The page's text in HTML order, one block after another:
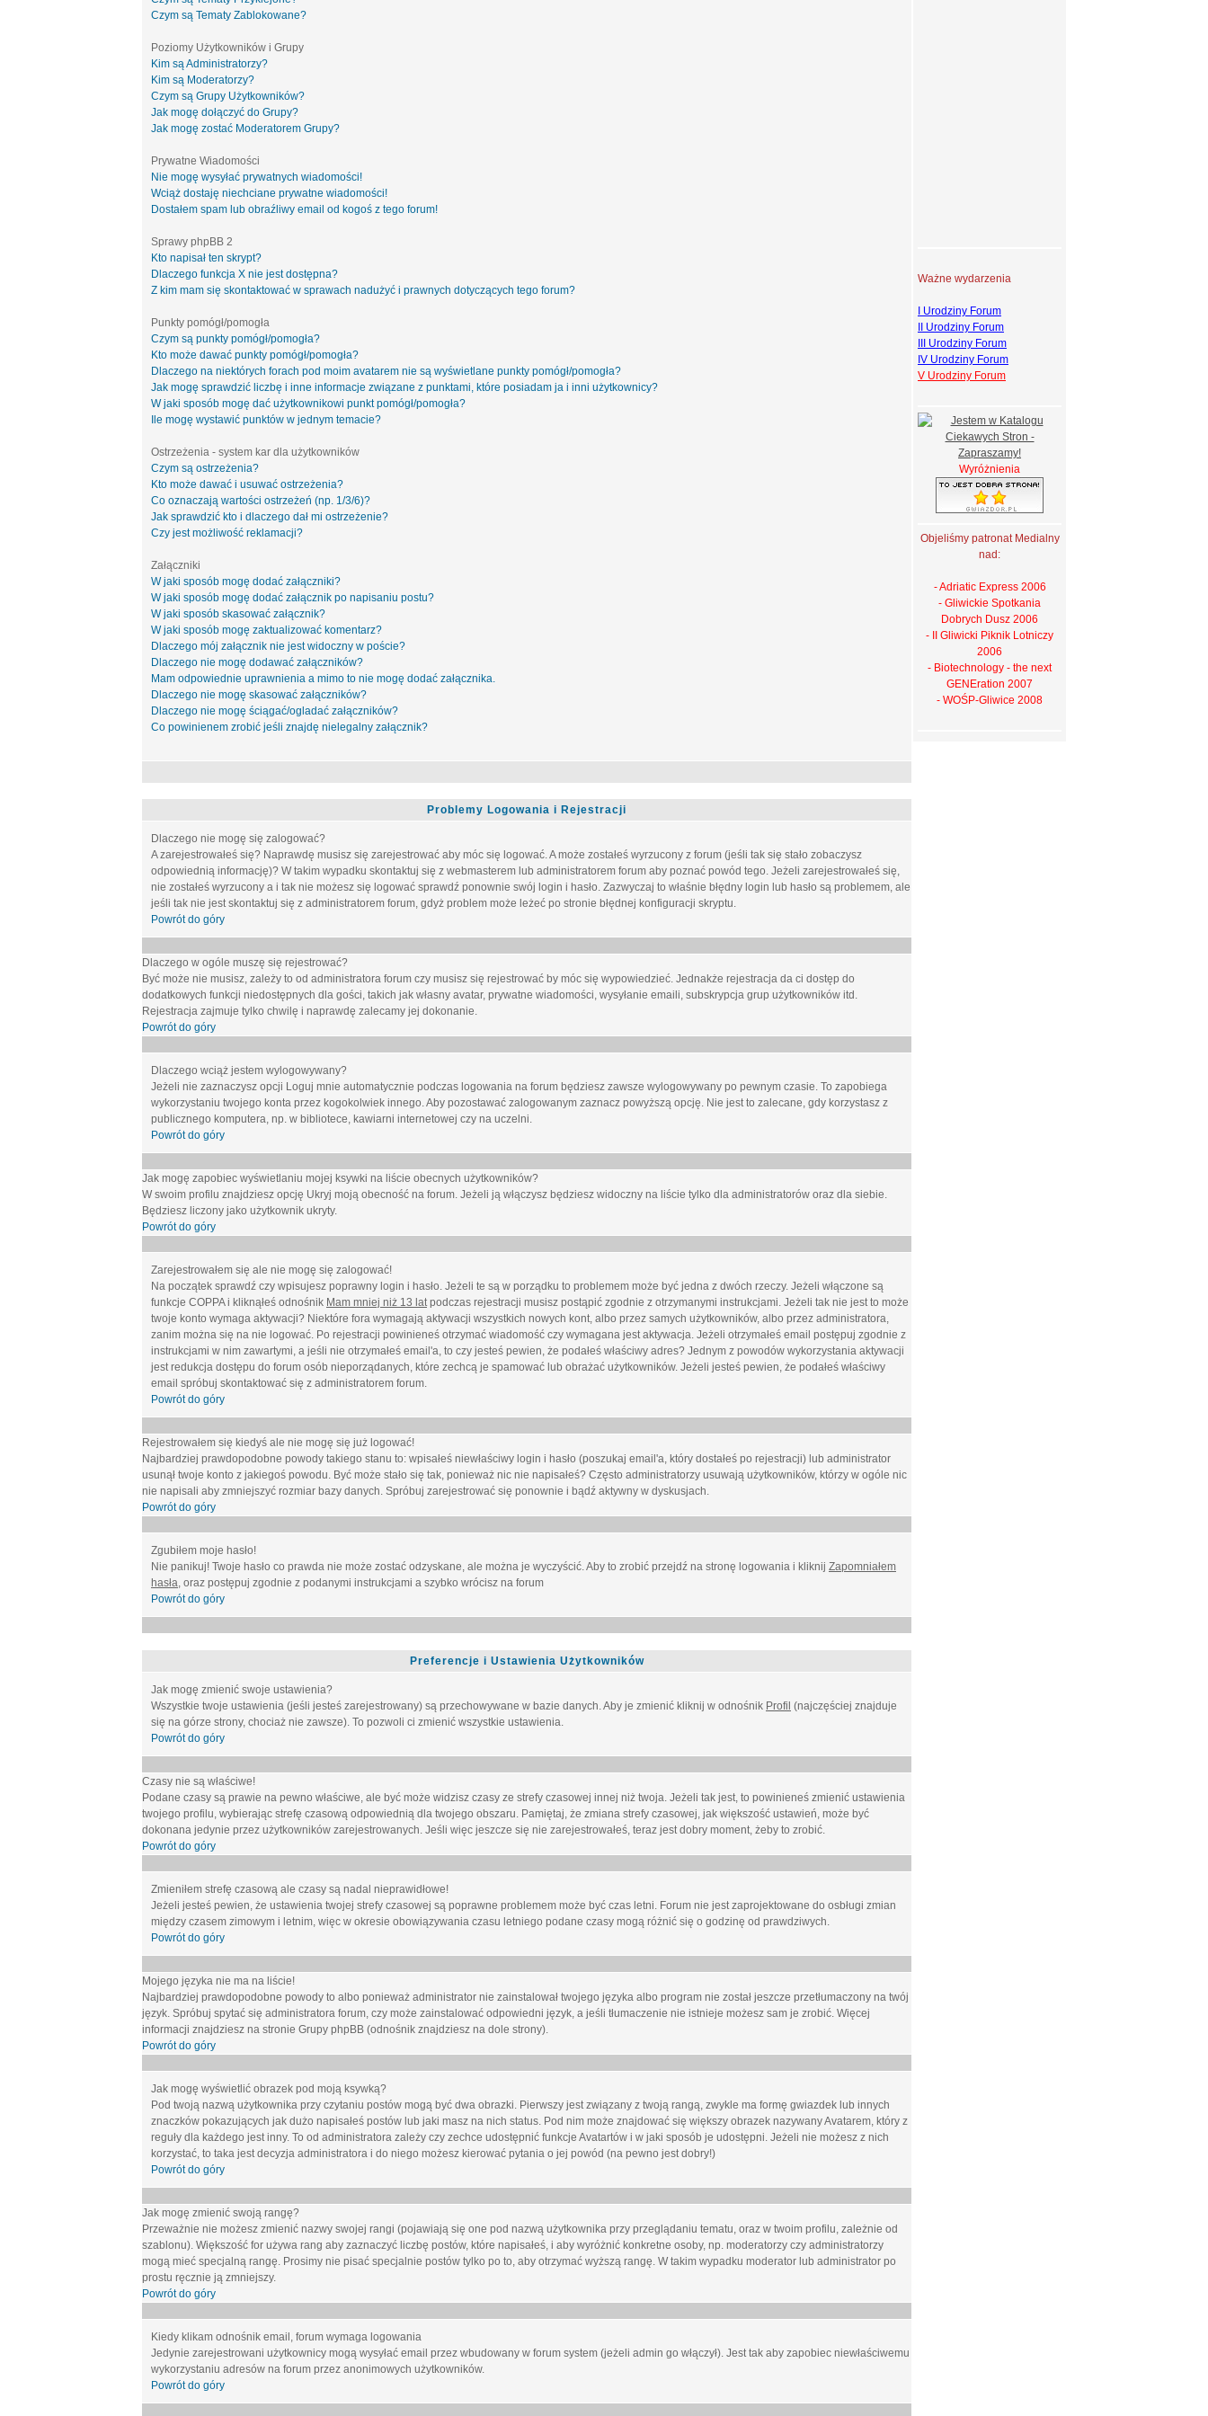
Czym są Tematy Zablokowane?
Poziomy Użytkowników i Grupy
Kim są Administratorzy?
Kim są Moderatorzy?
Czym są Grupy Użytkowników?
Jak mogę dołączyć do Grupy?
Jak mogę zostać Moderatorem Grupy?
Prywatne Wiadomości
Nie mogę wysyłać prywatnych wiadomości!
Wciąż dostaję niechciane prywatne wiadomości!
Dostałem spam lub obraźliwy email od kogoś z tego forum!
Sprawy phpBB 2
Kto napisał ten skrypt?
Dlaczego funkcja X nie jest dostępna?
Z kim mam się skontaktować w sprawach nadużyć i prawnych dotyczących tego forum?
Punkty pomógł/pomogła
Czym są punkty pomógł/pomogła?
Kto może dawać punkty pomógł/pomogła?
Dlaczego na niektórych forach pod moim avatarem nie są wyświetlane punkty pomógł/pomogła?
Jak mogę sprawdzić liczbę i inne informacje związane z punktami, które posiadam ja i inni użytkownicy?
W jaki sposób mogę dać użytkownikowi punkt pomógł/pomogła?
Ile mogę wystawić punktów w jednym temacie?
Ostrzeżenia - system kar dla użytkowników
Czym są ostrzeżenia?
Kto może dawać i usuwać ostrzeżenia?
Co oznaczają wartości ostrzeżeń (np. 1/3/6)?
Jak sprawdzić kto i dlaczego dał mi ostrzeżenie?
Czy jest możliwość reklamacji?
Załączniki
W jaki sposób mogę dodać załączniki?
W jaki sposób mogę dodać załącznik po napisaniu postu?
W jaki sposób skasować załącznik?
W jaki sposób mogę zaktualizować komentarz?
Dlaczego mój załącznik nie jest widoczny w poście?
Dlaczego nie mogę dodawać załączników?
Mam odpowiednie uprawnienia a mimo to nie mogę dodać załącznika.
Dlaczego nie mogę skasować załączników?
Dlaczego nie mogę ściągać/ogladać załączników?
Co powinienem zrobić jeśli znajdę nielegalny załącznik?
Problemy Logowania i Rejestracji
Dlaczego nie mogę się zalogować?
A zarejestrowałeś się? Naprawdę musisz się zarejestrować aby móc się logować. A może zostałeś wyrzucony z forum (jeśli tak się stało zobaczysz
odpowiednią informację)? W takim wypadku skontaktuj się z webmasterem lub administratorem forum aby poznać powód tego. Jeżeli zarejestrowałeś się,
nie zostałeś wyrzucony a i tak nie możesz się logować sprawdź ponownie swój login i hasło. Zazwyczaj to właśnie błędny login lub hasło są problemem, ale
jeśli tak nie jest skontaktuj się z administratorem forum, gdyż problem może leżeć po stronie błędnej konfiguracji skryptu.
Powrót do góry
Dlaczego w ogóle muszę się rejestrować?
Być może nie musisz, zależy to od administratora forum czy musisz się rejestrować by móc się wypowiedzieć. Jednakże rejestracja da ci dostęp do
dodatkowych funkcji niedostępnych dla gości, takich jak własny avatar, prywatne wiadomości, wysyłanie emaili, subskrypcja grup użytkowników itd.
Rejestracja zajmuje tylko chwilę i naprawdę zalecamy jej dokonanie.
Powrót do góry
Dlaczego wciąż jestem wylogowywany?
Jeżeli nie zaznaczysz opcji Loguj mnie automatycznie podczas logowania na forum będziesz zawsze wylogowywany po pewnym czasie. To zapobiega
wykorzystaniu twojego konta przez kogokolwiek innego. Aby pozostawać zalogowanym zaznacz powyższą opcję. Nie jest to zalecane, gdy korzystasz z
publicznego komputera, np. w bibliotece, kawiarni internetowej czy na uczelni.
Powrót do góry
Jak mogę zapobiec wyświetlaniu mojej ksywki na liście obecnych użytkowników?
W swoim profilu znajdziesz opcję Ukryj moją obecność na forum. Jeżeli ją włączysz będziesz widoczny na liście tylko dla administratorów oraz dla siebie.
Będziesz liczony jako użytkownik ukryty.
Powrót do góry
Zarejestrowałem się ale nie mogę się zalogować!
Na początek sprawdź czy wpisujesz poprawny login i hasło. Jeżeli te są w porządku to problemem może być jedna z dwóch rzeczy. Jeżeli włączone są
funkcje COPPA i kliknąłeś odnośnik Mam mniej niż 13 latpodczas rejestracji musisz postąpić zgodnie z otrzymanymi instrukcjami. Jeżeli tak nie jest to może
twoje konto wymaga aktywacji? Niektóre fora wymagają aktywacji wszystkich nowych kont, albo przez samych użytkowników, albo przez administratora,
zanim można się na nie logować. Po rejestracji powinieneś otrzymać wiadomość czy wymagana jest aktywacja. Jeżeli otrzymałeś email postępuj zgodnie z
instrukcjami w nim zawartymi, a jeśli nie otrzymałeś email'a, to czy jesteś pewien, że podałeś właściwy adres? Jednym z powodów wykorzystania aktywacji
jest redukcja dostępu do forum osób nieporządanych, które zechcą je spamować lub obrażać użytkowników. Jeżeli jesteś pewien, że podałeś właściwy
email spróbuj skontaktować się z administratorem forum.
Powrót do góry
Rejestrowałem się kiedyś ale nie mogę się już logować!
Najbardziej prawdopodobne powody takiego stanu to: wpisałeś niewłaściwy login i hasło (poszukaj email'a, który dostałeś po rejestracji) lub administrator
usunął twoje konto z jakiegoś powodu. Być może stało się tak, ponieważ nic nie napisałeś? Często administratorzy usuwają użytkowników, którzy w ogóle nic
nie napisali aby zmniejszyć rozmiar bazy danych. Spróbuj zarejestrować się ponownie i bądź aktywny w dyskusjach.
Powrót do góry
Zgubiłem moje hasło!
Nie panikuj! Twoje hasło co prawda nie może zostać odzyskane, ale można je wyczyścić. Aby to zrobić przejdź na stronę logowania i kliknij Zapomniałem
hasła, oraz postępuj zgodnie z podanymi instrukcjami a szybko wrócisz na forum
Powrót do góry
Preferencje i Ustawienia Użytkowników
Jak mogę zmienić swoje ustawienia?
Wszystkie twoje ustawienia (jeśli jesteś zarejestrowany) są przechowywane w bazie danych. Aby je zmienić kliknij w odnośnik Profil (najczęściej znajduje
się na górze strony, chociaż nie zawsze). To pozwoli ci zmienić wszystkie ustawienia.
Powrót do góry
Czasy nie są właściwe!
Podane czasy są prawie na pewno właściwe, ale być może widzisz czasy ze strefy czasowej innej niż twoja. Jeżeli tak jest, to powinieneś zmienić ustawienia
twojego profilu, wybierając strefę czasową odpowiednią dla twojego obszaru. Pamiętaj, że zmiana strefy czasowej, jak większość ustawień, może być
dokonana jedynie przez użytkowników zarejestrowanych. Jeśli więc jeszcze się nie zarejestrowałeś, teraz jest dobry moment, żeby to zrobić.
Powrót do góry
Zmieniłem strefę czasową ale czasy są nadal nieprawidłowe!
Jeżeli jesteś pewien, że ustawienia twojej strefy czasowej są poprawne problemem może być czas letni. Forum nie jest zaprojektowane do osbługi zmian
między czasem zimowym i letnim, więc w okresie obowiązywania czasu letniego podane czasy mogą różnić się o godzinę od prawdziwych.
Powrót do góry
Mojego języka nie ma na liście!
Najbardziej prawdopodobne powody to albo ponieważ administrator nie zainstalował twojego języka albo program nie został jeszcze przetłumaczony na twój
język. Spróbuj spytać się administratora forum, czy może zainstalować odpowiedni język, a jeśli tłumaczenie nie istnieje możesz sam je zrobić. Więcej
informacji znajdziesz na stronie Grupy phpBB (odnośnik znajdziesz na dole strony).
Powrót do góry
Jak mogę wyświetlić obrazek pod moją ksywką?
Pod twoją nazwą użytkownika przy czytaniu postów mogą być dwa obrazki. Pierwszy jest związany z twoją rangą, zwykle ma formę gwiazdek lub innych
znaczków pokazujących jak dużo napisałeś postów lub jaki masz na nich status. Pod nim może znajdować się większy obrazek nazywany Avatarem, który z
reguły dla każdego jest inny. To od administratora zależy czy zechce udostępnić funkcje Avatartów i w jaki sposób je udostępni. Jeżeli nie możesz z nich
korzystać, to taka jest decyzja administratora i do niego możesz kierować pytania o jej powód (na pewno jest dobry!)
Powrót do góry
Jak mogę zmienić swoją rangę?
Przeważnie nie możesz zmienić nazwy swojej rangi (pojawiają się one pod nazwą użytkownika przy przeglądaniu tematu, oraz w twoim profilu, zależnie od
szablonu). Większość for używa rang aby zaznaczyć liczbę postów, które napisałeś, i aby wyróżnić konkretne osoby, np. moderatorzy czy administratorzy
mogą mieć specjalną rangę. Prosimy nie pisać specjalnie postów tylko po to, aby otrzymać wyższą rangę. W takim wypadku moderator lub administrator po
prostu ręcznie ją zmniejszy.
Powrót do góry
Kiedy klikam odnośnik email, forum wymaga logowania
Jedynie zarejestrowani użytkownicy mogą wysyłać email przez wbudowany w forum system (jeżeli admin go włączył). Jest tak aby zapobiec niewłaściwemu
wykorzystaniu adresów na forum przez anonimowych użytkowników.
Powrót do góry
Ważne wydarzenia
I Urodziny Forum
II Urodziny Forum
III Urodziny Forum
IV Urodziny Forum
V Urodziny Forum
Wyróżnienia
Objeliśmy patronat Medialny
nad:
- Adriatic Express 2006
- Gliwickie Spotkania
Dobrych Dusz 2006
- II Gliwicki Piknik Lotniczy
2006
- Biotechnology - the next
GENEration 2007
- WOŚP-Gliwice 2008